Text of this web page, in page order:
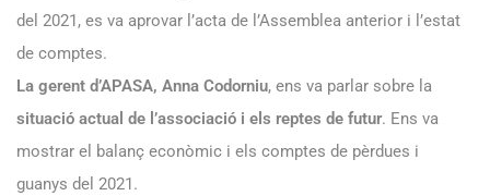
del 2021, es va aprovar l’acta de l’Assemblea anterior i l’estat
de comptes.
La gerent d’APASA, Anna Codorniu, ens va parlar sobre la
situació actual de l’associació i els reptes de futur. Ens va
mostrar el balanç econòmic i els comptes de pèrdues i
guanys del 2021.